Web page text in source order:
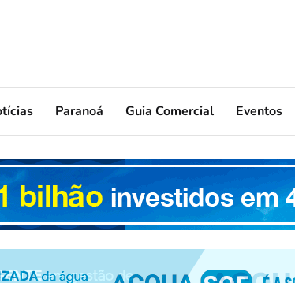
Paranoá Guia Comercial Eventos